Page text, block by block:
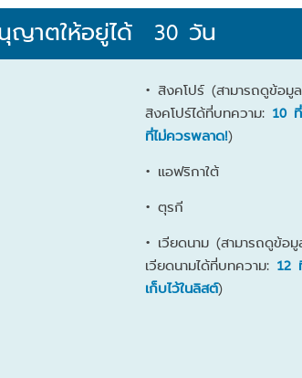
นุญาตให้อยู่ได้ 30 วัน
• สิงคโปร์(สามารถดูข้อมู
สิงคโปร์ได้ที่บทความ: 10
ที่ไม่ควรพลาด!)
• แอฟริกาใต้
• ตุรกี
• เวียดนาม (สามารถดูข้อ
เวียดนามได้ที่บทความ: 12
เก็บไว้ในลิสต์)